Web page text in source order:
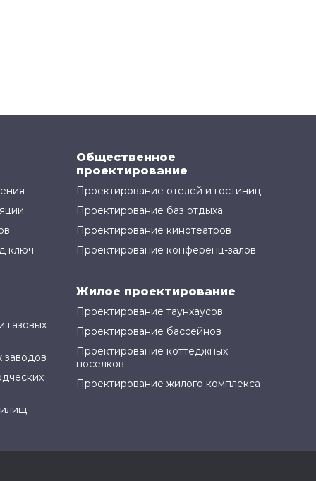
ключ
Общественное
проектирование
Проектирование отелей и гостиниц
Проектирование баз отдыха
Проектирование кинотеатров
Проектирование конференц-залов
газовых
заводов
Жилое проектирование
Проектирование таунхаусов
Проектирование бассейнов
Проектирование коттеджных
поселков
Проектирование жилого комплекса